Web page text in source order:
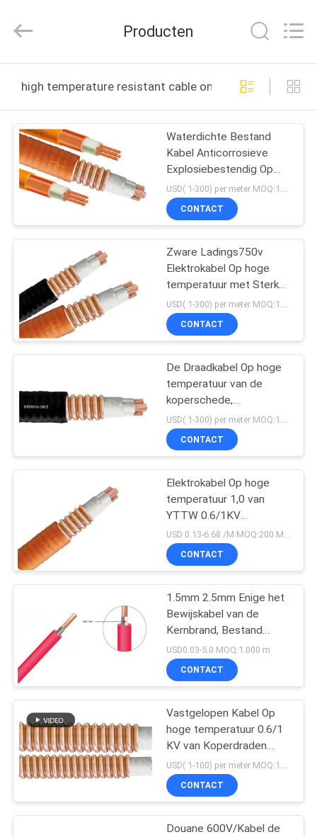
PRODUCTEN
VIDEOS
SHOW
OVER
ONS
FABRIEKSREIS
KWALITEITSCONTROLE
ONS
NIEUWS
BLOG
EEN
OFFERTE
AAN
NEWS
SITEMAP
PRIVACYBELEID
(Group)
Rights
Producten
high temperature resistant cable online fabricage
Waterdichte Bestand
Kabel Anticorrosieve
Explosiebestendig Op
hoge temperatuur
USD( 1-300) per meter MOQ:1.000 m
CONTACT
Zware Ladings750v
Elektrokabel Op hoge
temperatuur met Sterke
Stralingsweerstand
CONTACT
De Draadkabel Op hoge
temperatuur van de
koperschede,
Machtskabel Op hoge
temperatuur
CONTACT
Elektrokabel Op hoge
temperatuur 1,0 van
YTTW 0.6/1KV
4x95SQMM isolatiedikteUSD 0.13-6.68 /M MOQ:200 Meter
CONTACT
1.5mm 2.5mm Enige het
Bewijskabel van de
Kernbrand, Bestand
Kabel Op hoge
temperatuur
USD0.03-5.0 MOQ:1.000 m
CONTACT
Vastgelopen Kabel Op
hoge temperatuur 0.6/1
KV van Koperdraden
Geïsoleerd Anorganisch
CONTACT
Douane 600V/Kabel de